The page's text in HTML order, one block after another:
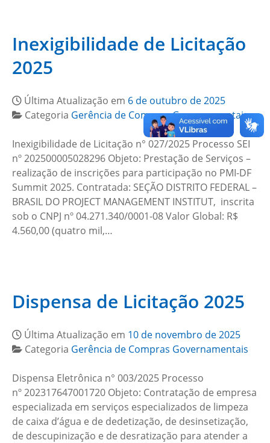
Inexigibilidade de Licitação
2025
Última Atualização em 6 de outubro de 2025
Categoria Gerência de Compras Governamentais
Inexigibilidade de Licitação n° 027/2025 Processo SEI
nº 202500005028296 Objeto: Prestação de Serviços –
realização de inscrições para participação no PMI-DF
Summit 2025. Contratada: SEÇÃO DISTRITO FEDERAL –
BRASIL DO PROJECT MANAGEMENT INSTITUT, inscrita
sob o CNPJ nº 04.271.340/0001-08 Valor Global: R$
4.560,00 (quatro mil,…
Dispensa de Licitação 2025
Última Atualização em 10 de novembro de 2025
Categoria Gerência de Compras Governamentais
Dispensa Eletrônica n° 003/2025 Processo
nº 202317647001720 Objeto: Contratação de empresa
especializada em serviços especializados de limpeza
de caixa d’água e de dedetização, de desinsetização,
de descupinização e de desratização para atender a